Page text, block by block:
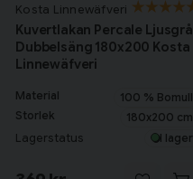
Kosta Linnewäfveri
Kuvertlakan Percale Ljusgrå
Dubbelsäng 180x200 Kosta
Linnewäfveri
Material
100 % Bomull
Storlek
180x200 cm
Lagerstatus I lager